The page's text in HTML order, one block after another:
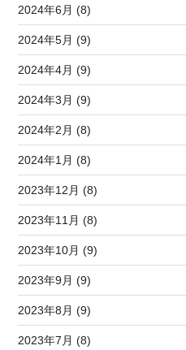
2024年6月 (8)
2024年5月 (9)
2024年4月 (9)
2024年3月 (9)
2024年2月 (8)
2024年1月 (8)
2023年12月 (8)
2023年11月 (8)
2023年10月 (9)
2023年9月 (9)
2023年8月 (9)
2023年7月 (8)